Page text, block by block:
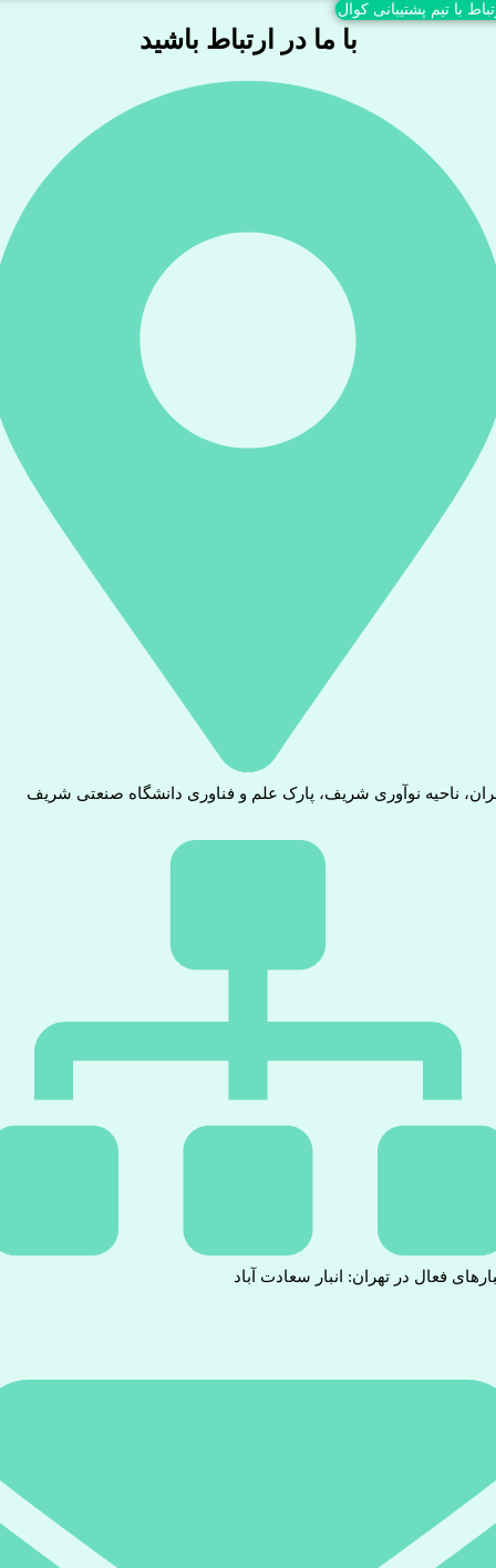
با تیم پشتیبانی کوال
با ما در ارتباط باشید
ناحیه نوآوری شریف، پارک علم و فناوری دانشگاه صنعتی شریف
فعال در تهران: انبار سعادت آباد